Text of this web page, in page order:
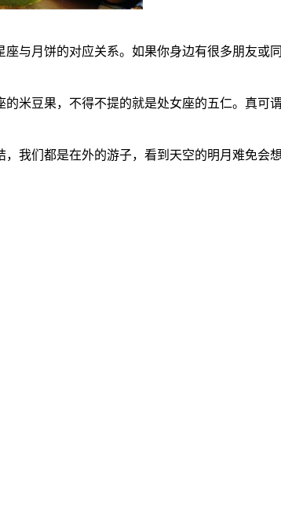
月饼的对应关系。如果你身边有很多朋友或
豆果，不得不提的就是处女座的五仁。真可
们都是在外的游子，看到天空的明月难免会想